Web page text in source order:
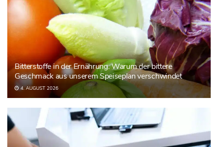
Bitterstoffe in der Ernährung: Warum der bittere
Geschmack aus unserem Speiseplan verschwindet
4. AUGUST 2026